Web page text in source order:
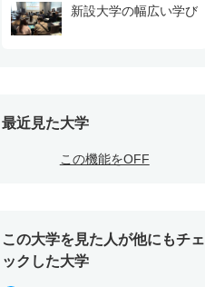
新設大学の幅広い学び
最近見た大学
この機能をOFF
この大学を見た人が他にもチェ
ックした大学